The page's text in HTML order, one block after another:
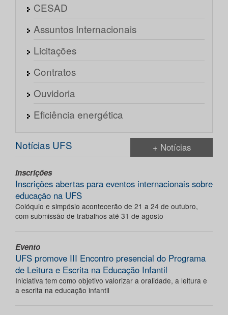
CESAD
Assuntos Internacionais
Licitações
Contratos
Ouvidoria
Eficiência energética
Notícias UFS + Notícias
Inscrições
Inscrições abertas para eventos internacionais sobre
educação na UFS
Colóquio e simpósio acontecerão de 21 a 24 de outubro,
com submissão de trabalhos até 31 de agosto
Evento
UFS promove III Encontro presencial do Programa
de Leitura e Escrita na Educação Infantil
Iniciativa tem como objetivo valorizar a oralidade, a leitura e
a escrita na educação infantil